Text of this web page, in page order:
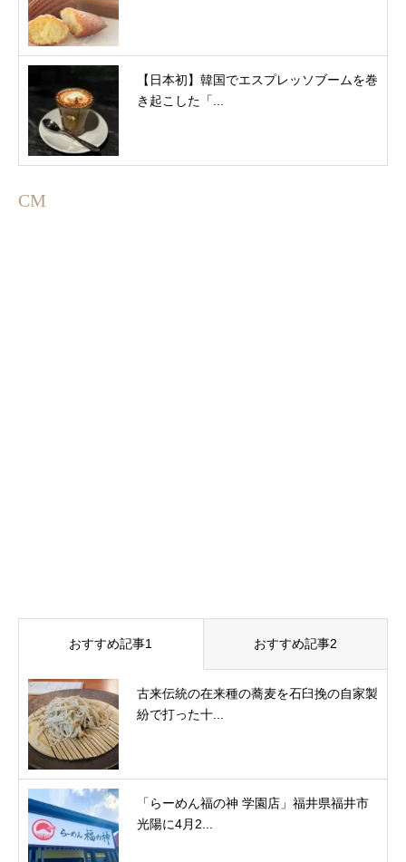
【日本初】韓国でエスプレッソブームを巻
き起こした「...
CM
おすすめ記事1 おすすめ記事2
古来伝統の在来種の蕎麦を石臼挽の自家製
紛で打った十...
「らーめん福の神 学園店」福井県福井市
光陽に4月2...